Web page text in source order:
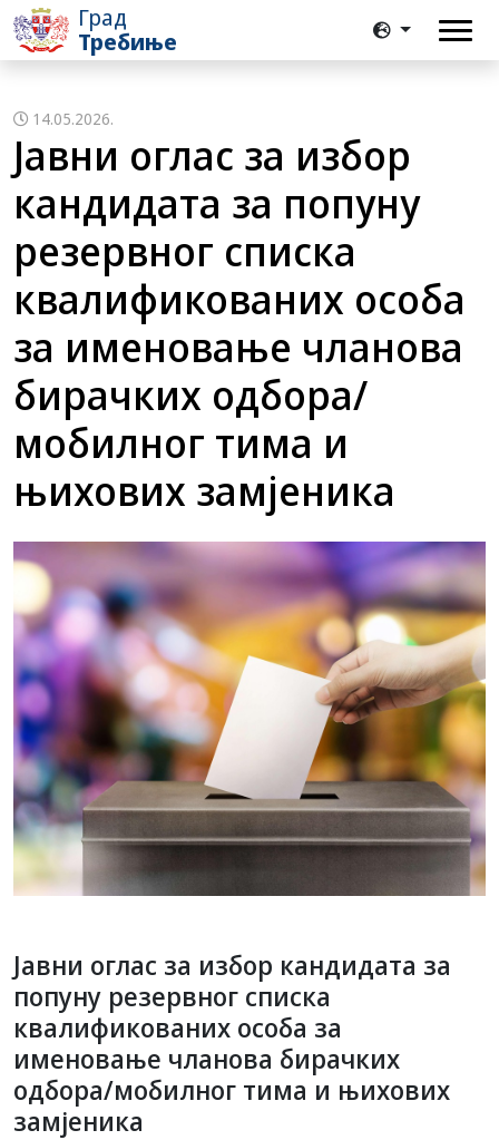
Град
Требиње
14.05.2026.
Јавни оглас за избор
кандидата за попуну
резервног списка
квалификованих особа
за именовање чланова
бирачких одбора/
мобилног тима и
њихових замјеника
Јавни оглас за избор кандидата за
попуну резервног списка
квалификованих особа за
именовање чланова бирачких
одбора/мобилног тима и њихових
замјеника